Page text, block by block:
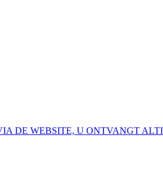
DE WEBSITE, U ONTVANGT